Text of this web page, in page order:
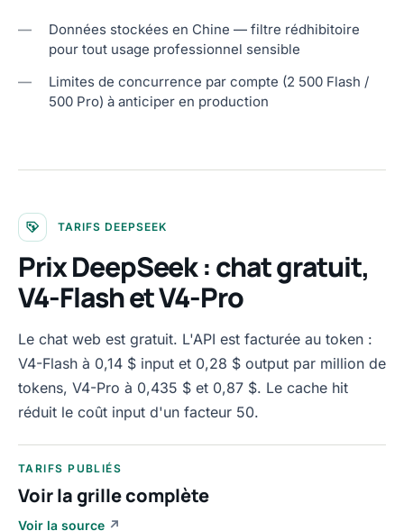
—
Données stockées en Chine — filtre rédhibitoire
pour tout usage professionnel sensible
—
Limites de concurrence par compte (2 500 Flash /
500 Pro) à anticiper en production
TARIFS DEEPSEEK
Prix DeepSeek : chat gratuit,
V4-Flash et V4-Pro
Le chat web est gratuit. L'API est facturée au token :
V4-Flash à 0,14 $ input et 0,28 $ output par million de
tokens, V4-Pro à 0,435 $ et 0,87 $. Le cache hit
réduit le coût input d'un facteur 50.
TARIFS PUBLIÉS
Voir la grille complète
Voir la source ↗